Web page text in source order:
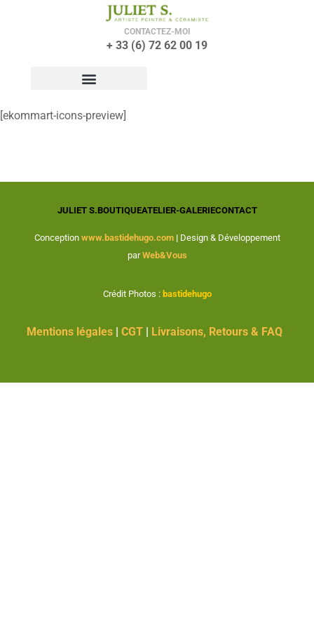
CONTACTEZ-MOI
+ 33 (6) 72 62 00 19
[ekommart-icons-preview]
JULIET S.BOUTIQUEATELIER-GALERIECONTACT
Conception www.bastidehugo.com|Design & Développement
par Web&Vous
Crédit Photos : bastidehugo
Mentions légales | CGT | Livraisons, Retours & FAQ